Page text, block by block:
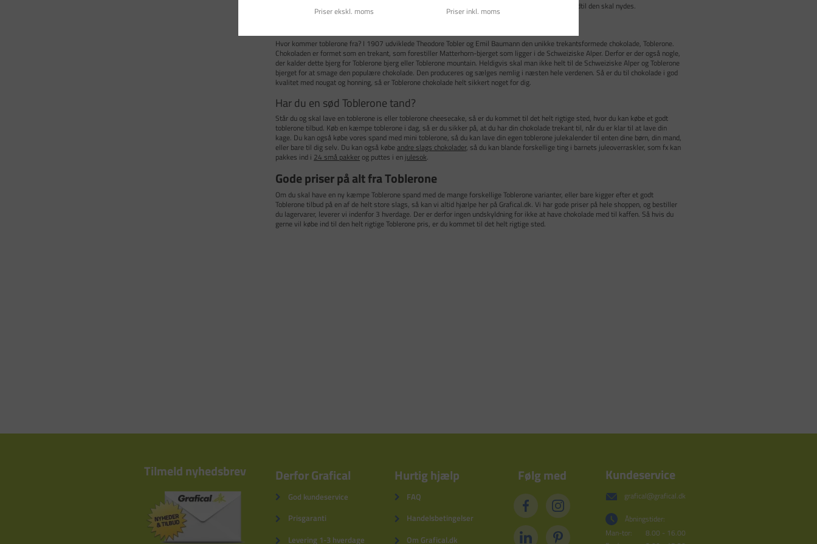
chokoladens sprødhed og smagsfulde profil, anbefales det at opbevare den i original emballagen, indtil den skal nydes.
Hvor kommer toblerone fra? I 1907 udviklede Theodore Tobler og Emil Baumann den unikke trekantsformede chokolade, Toblerone.
Chokoladen er formet som en trekant, som forestiller Matterhorn-bjerget som ligger i de Schweiziske Alper. Derfor er der også nogle,
der kalder dette bjerg for Toblerone bjerg eller Toblerone mountain. Heldigvis skal man ikke helt til de Schweiziske Alper og Toblerone
bjerget for at smage den populære chokolade. Den produceres og sælges nemlig i næsten hele verdenen. Så er du til chokolade i god
kvalitet med nougat og honning, så er Toblerone chokolade helt sikkert noget for dig.
Har du en sød Toblerone tand?
Står du og skal lave en toblerone is eller toblerone cheesecake, så er du kommet til det helt rigtige sted, hvor du kan købe et godt
toblerone tilbud. Køb en kæmpe toblerone i dag, så er du sikker på, at du har din chokolade trekant til, når du er klar til at lave din
kage. Du kan også købe vores spand med mini toblerone, så du kan lave din egen toblerone julekalender til enten dine børn, din mand,
eller bare til dig selv. Du kan også købeandre slags chokolader, så du kan blande forskellige ting i barnets juleoverraskler, som fx kan
pakkes ind i 24 små pakker og puttes i en julesok.
Gode priser på alt fra Toblerone
Om du skal have en ny kæmpe Toblerone spand med de mange forskellige Toblerone varianter, eller bare kigger efter et godt
Toblerone tilbud på en af de helt store slags, så kan vi altid hjælpe her på Grafical.dk. Vi har gode priser på hele shoppen, og bestiller
du lagervarer, leverer vi indenfor 3 hverdage. Der er derfor ingen undskyldning for ikke at have chokolade med til kaffen. Så hvis du
gerne vil købe ind til den helt rigtige Toblerone pris, er du kommet til det helt rigtige sted.
Tilmeld nyhedsbrev Derfor Grafical
God kundeservice
Prisgaranti
Levering 1-3 hverdage
Hurtig hjælp
FAQ
Handelsbetingelser
Om Grafical.dk
Følg med Kundeservice
grafical@grafical.dk
Åbningstider:
Man-tor:
8.00 - 16.00
Priser ekskl. moms Priser inkl. moms